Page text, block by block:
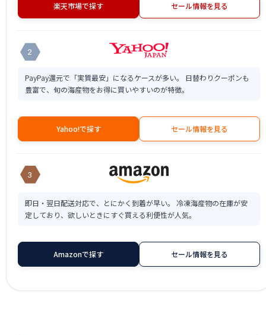
楽天市場で探す セール情報を見る
2
PayPay還元で「実質最安」になるケースが多い。 日替わりクーポンも
豊富で、旬の海産物をお得に買いやすいのが特徴。
Yahoo!で探す セール情報を見る
3
即日・翌日配送対応で、とにかく到着が早い。 冷凍海産物の在庫が安
定しており、欲しいときにすぐ買える利便性が人気。
Amazonで探す セール情報を見る